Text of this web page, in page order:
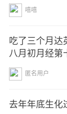
嘻嘻
吃了三个月达
八月初月经第
匿名用户
去年年底生化